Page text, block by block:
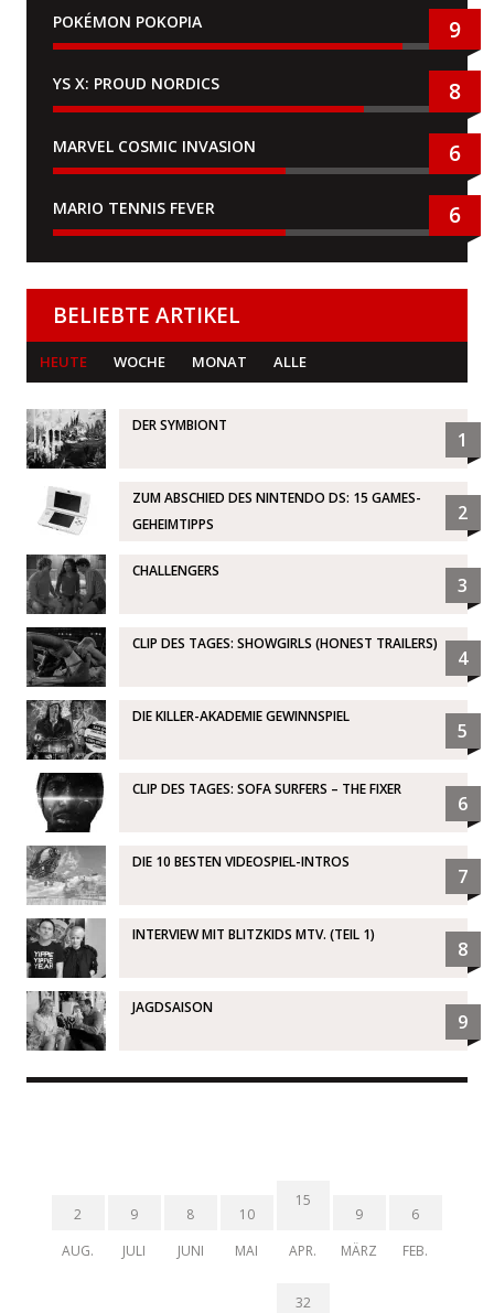
POKÉMON POKOPIA 9
YS X: PROUD NORDICS 8
MARVEL COSMIC INVASION 6
MARIO TENNIS FEVER 6
BELIEBTE ARTIKEL
HEUTE WOCHE MONAT ALLE
DER SYMBIONT
1
ZUM ABSCHIED DES NINTENDO DS: 15 GAMES-
GEHEIMTIPPS
2
CHALLENGERS
3
CLIP DES TAGES: SHOWGIRLS (HONEST TRAILERS)
4
DIE KILLER-AKADEMIE GEWINNSPIEL
5
CLIP DES TAGES: SOFA SURFERS – THE FIXER
6
DIE 10 BESTEN VIDEOSPIEL-INTROS
7
INTERVIEW MIT BLITZKIDS MTV. (TEIL 1)
8
JAGDSAISON
9
2
AUG.
9
JULI
8
JUNI
10
MAI
15
APR.
9
MÄRZ
6
FEB.
32